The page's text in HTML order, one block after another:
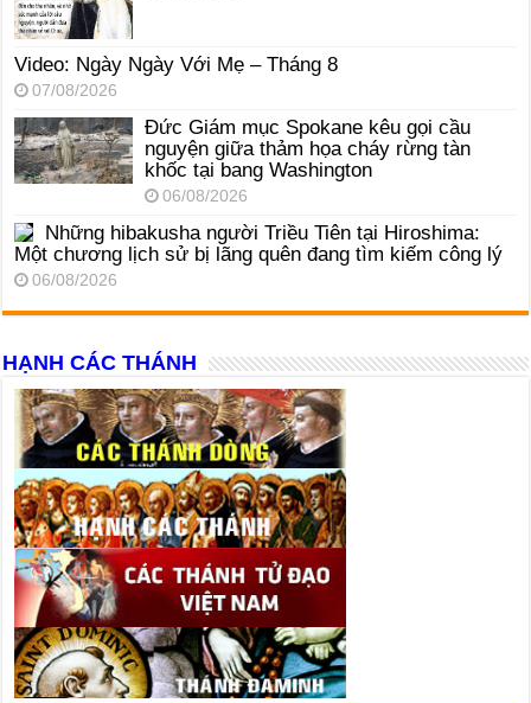
Video: Ngày Ngày Với Mẹ – Tháng 8
07/08/2026
Đức Giám mục Spokane kêu gọi cầu
nguyện giữa thảm họa cháy rừng tàn
khốc tại bang Washington
06/08/2026
Những hibakusha người Triều Tiên tại Hiroshima:
Một chương lịch sử bị lãng quên đang tìm kiếm công lý
06/08/2026
HẠNH CÁC THÁNH